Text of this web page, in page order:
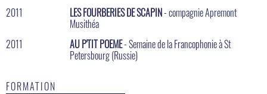
2011
LES FOURBERIES DE SCAPIN- compagnie Apremont
Musithéa
2011
AU P'TIT POEME- Semaine de la Francophonie à St
Petersbourg (Russie)
FORMATION